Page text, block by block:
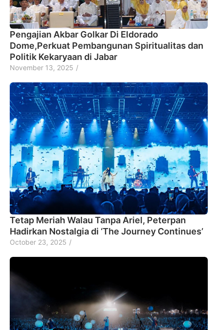
Pengajian Akbar Golkar Di Eldorado
Dome,Perkuat Pembangunan Spiritualitas dan
Politik Kekaryaan di Jabar
November 13, 2025 /
Tetap Meriah Walau Tanpa Ariel, Peterpan
Hadirkan Nostalgia di ‘The Journey Continues’
October 23, 2025 /